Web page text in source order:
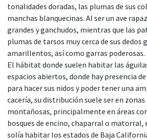
tonalidades doradas, las plumas de sus
manchas blanquecinas. Al ser un ave
grandes y ganchudos, mientras que las
plumas de tarsos muy cerca de sus dedos
amarillentos, así como garras poderosas.
El hábitat donde suelen habitar las
espacios abiertos, donde hay presencia
para hacer sus nidos y poder tener una
cacería, su distribución suele ser en
montañosas, principalmente en áreas
bosques de encino, chaparral o matorral,
solía habitar los estados de Baja